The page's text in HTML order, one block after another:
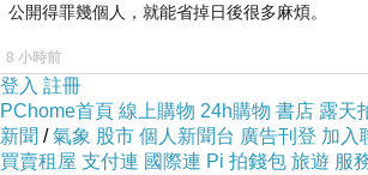
事情都能被完全量化及所有生命問題都
本身；可以分析冥想效果，卻不能代替
面對自己；也可以提出治療方法，卻不
痛苦時所需的意志、信念與意義感。若
公開得罪幾個人，就能省掉日後很多麻煩。
8 小時前
登入 註冊
PChome首頁 線上購物 24h購物 書店 露天
新聞 /氣象 股市 個人新聞台 廣告刊登 加入
買賣租屋 支付連 國際連 Pi 拍錢包 旅遊 服